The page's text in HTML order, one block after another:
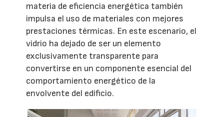
materia de eficiencia energética también
impulsa el uso de materiales con mejores
prestaciones térmicas. En este escenario, el
vidrio ha dejado de ser un elemento
exclusivamente transparente para
convertirse en un componente esencial del
comportamiento energético de la
envolvente del edificio.